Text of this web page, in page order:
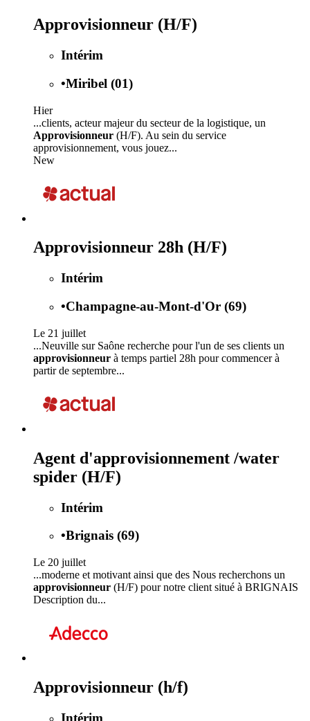
Approvisionneur (H/F)
Intérim
•Miribel (01)
Hier
...clients, acteur majeur du secteur de la logistique, un
Approvisionneur (H/F). Au sein du service
approvisionnement, vous jouez...
New
Approvisionneur 28h (H/F)
Intérim
•Champagne-au-Mont-d'Or (69)
Le 21 juillet
...Neuville sur Saône recherche pour l'un de ses clients un
approvisionneur à temps partiel 28h pour commencer à
partir de septembre...
Agent d'approvisionnement /water
spider (H/F)
Intérim
•Brignais (69)
Le 20 juillet
...moderne et motivant ainsi que des Nous recherchons un
approvisionneur (H/F) pour notre client situé à BRIGNAIS
Description du...
Approvisionneur (h/f)
Intérim